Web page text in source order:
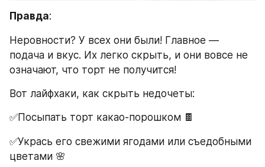
Правда:
Неровности? У всех они были! Главное —
подача и вкус. Их легко скрыть, и они вовсе не
означают, что торт не получится!
Вот лайфхаки, как скрыть недочеты:
✅Посыпать торт какао-порошком 🍫
✅Укрась его свежими ягодами или съедобными
цветами 🌸